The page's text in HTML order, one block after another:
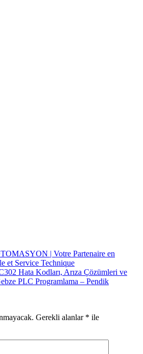
| Votre Partenaire en
et Service Technique
Hata Kodları, Arıza Çözümleri ve
PLC Programlama – Pendik
Gerekli alanlar * ile